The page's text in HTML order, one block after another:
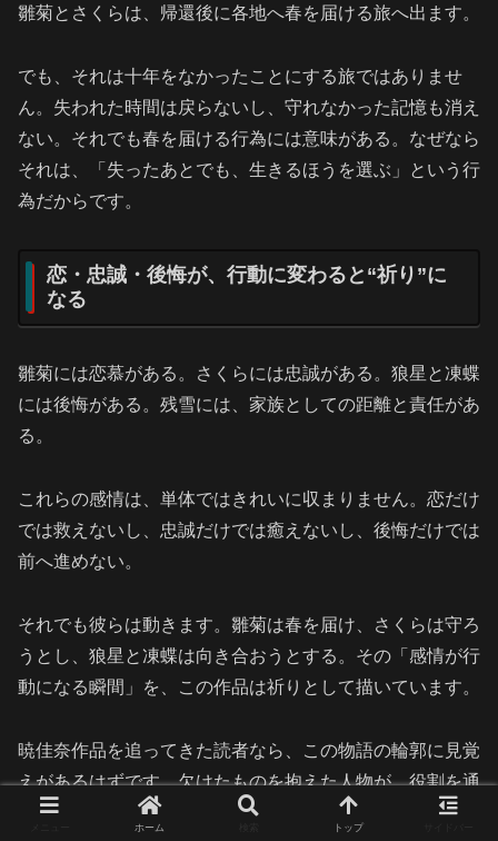
雛菊とさくらは、帰還後に各地へ春を届ける旅へ出ます。
でも、それは十年をなかったことにする旅ではありませ
ん。失われた時間は戻らないし、守れなかった記憶も消え
ない。それでも春を届ける行為には意味がある。なぜなら
それは、「失ったあとでも、生きるほうを選ぶ」という行
為だからです。
恋・忠誠・後悔が、行動に変わると“祈り”に
なる
雛菊には恋慕がある。さくらには忠誠がある。狼星と凍蝶
には後悔がある。残雪には、家族としての距離と責任があ
る。
これらの感情は、単体ではきれいに収まりません。恋だけ
では救えないし、忠誠だけでは癒えないし、後悔だけでは
前へ進めない。
それでも彼らは動きます。雛菊は春を届け、さくらは守ろ
うとし、狼星と凍蝶は向き合おうとする。その「感情が行
動になる瞬間」を、この作品は祈りとして描いています。
暁佳奈作品を追ってきた読者なら、この物語の輪郭に見覚
えがあるはずです。欠けたものを抱えた人物が、役割を通
じてもう一度世界と繋がり直していくこと。『春夏秋冬代
ホーム トップ